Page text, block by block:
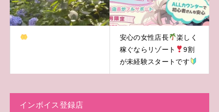
安心の女性店長
楽しく
稼ぐならリゾート
9割
が未経験スタートです
インボイス登録店